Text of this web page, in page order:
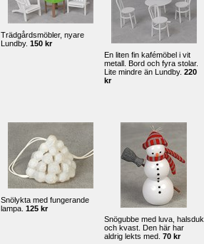
Trädgårdsmöbler, nyare
Lundby. 150 kr
En liten fin kafémöbel i vit
metall. Bord och fyra stolar.
Lite mindre än Lundby. 220
kr
Snölykta med fungerande
lampa. 125 kr
Snögubbe med luva, halsduk
och kvast. Den här har
aldrig lekts med. 70 kr